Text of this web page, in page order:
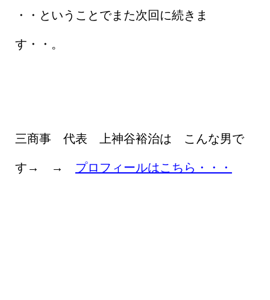
・・ということでまた次回に続きま
す・・。
三商事 代表 上神谷裕治は こんな男で
す→ → プロフィールはこちら・・・